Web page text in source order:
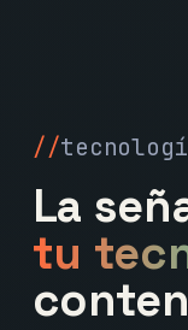
La
tu